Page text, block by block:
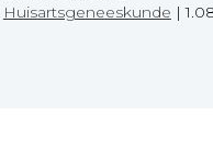
Huisartsgeneeskunde |